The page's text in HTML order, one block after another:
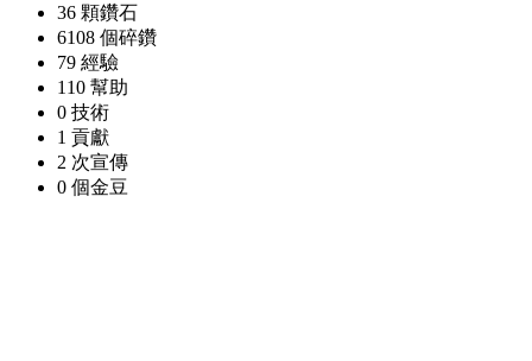
36 顆鑽石
6108 個碎鑽
79 經驗
110 幫助
0 技術
1 貢獻
2 次宣傳
0 個金豆